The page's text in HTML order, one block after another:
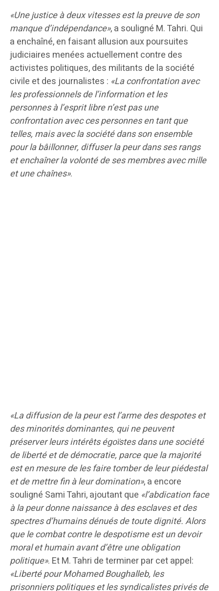
«Une justice à deux vitesses est la preuve de son
manque d’indépendance», a souligné M. Tahri. Qui
a enchaîné, en faisant allusion aux poursuites
judiciaires menées actuellement contre des
activistes politiques, des militants de la société
civile et des journalistes : «La confrontation avec
les professionnels de l’information et les
personnes à l’esprit libre n’est pas une
confrontation avec ces personnes en tant que
telles, mais avec la société dans son ensemble
pour la bâillonner, diffuser la peur dans ses rangs
et enchaîner la volonté de ses membres avec mille
et une chaînes».
«La diffusion de la peur est l’arme des despotes et
des minorités dominantes, qui ne peuvent
préserver leurs intérêts égoïstes dans une société
de liberté et de démocratie, parce que la majorité
est en mesure de les faire tomber de leur piédestal
et de mettre fin à leur domination», a encore
souligné Sami Tahri, ajoutant que «l’abdication face
à la peur donne naissance à des esclaves et des
spectres d’humains dénués de toute dignité. Alors
que le combat contre le despotisme est un devoir
moral et humain avant d’être une obligation
politique». Et M. Tahri de terminer par cet appel:
«Liberté pour Mohamed Boughalleb, les
prisonniers politiques et les syndicalistes privés de